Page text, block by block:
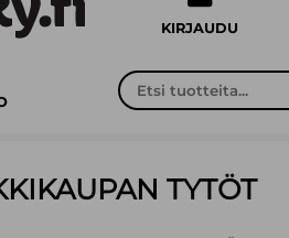
KIRJAUDU
TYTÖT